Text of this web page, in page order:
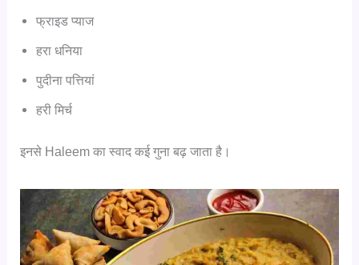
फ्राइड प्याज
हरा धनिया
पुदीना पत्तियां
हरी मिर्च
इनसे Haleem का स्वाद कई गुना बढ़ जाता है।